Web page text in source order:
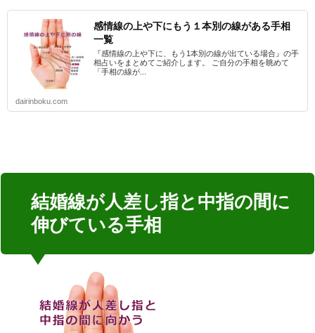
感情線の上や下にもう１本別の線がある手相
一覧
『感情線の上や下に、もう1本別の線が出ている場合』の手
相占いをまとめてご紹介します。 ご自分の手相を眺めて
「手相の線が...
dairinboku.com
結婚線が人差し指と中指の間に
伸びている手相